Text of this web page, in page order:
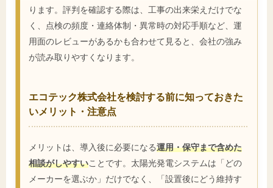
ります。評判を確認する際は、工事の出来栄えだけでな
く、点検の頻度・連絡体制・異常時の対応手順など、運
用面のレビューがあるかも合わせて見ると、会社の強み
が読み取りやすくなります。
エコテック株式会社を検討する前に知っておきた
いメリット・注意点
メリットは、導入後に必要になる運用・保守まで含めた
相談がしやすいことです。太陽光発電システムは「どの
メーカーを選ぶか」だけでなく、「設置後にどう維持す